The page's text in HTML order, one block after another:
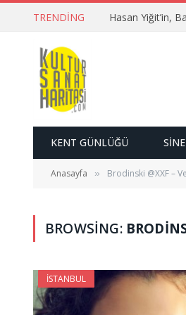
TRENDING Hasan Yiğit’in,
KENT GÜNLÜĞÜ
Anasayfa » Brodinski @XXF –
BROWSING:
İSTANBUL